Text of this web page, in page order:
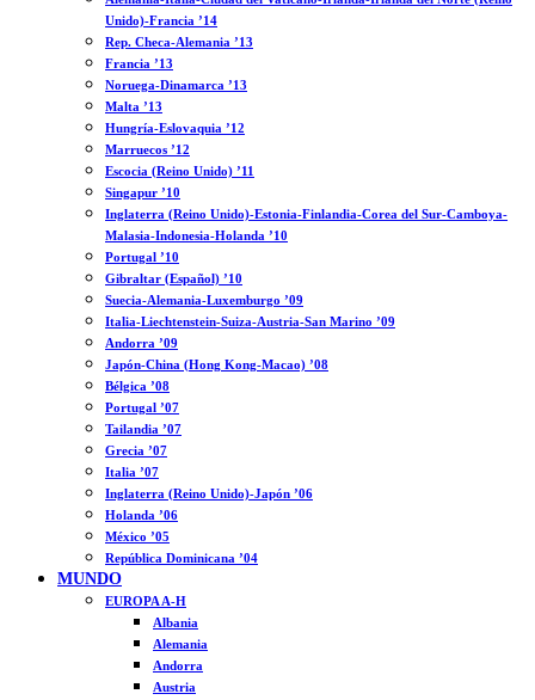
Unido)-Francia ’14
Rep. Checa-Alemania ’13
Francia ’13
Noruega-Dinamarca ’13
Malta ’13
Hungría-Eslovaquia ’12
Marruecos ’12
Escocia (Reino Unido) ’11
Singapur ’10
Inglaterra (Reino Unido)-Estonia-Finlandia-Corea del Sur-Camboya-
Malasia-Indonesia-Holanda ’10
Portugal ’10
Gibraltar (Español) ’10
Suecia-Alemania-Luxemburgo ’09
Italia-Liechtenstein-Suiza-Austria-San Marino ’09
Andorra ’09
Japón-China (Hong Kong-Macao) ’08
Bélgica ’08
Portugal ’07
Tailandia ’07
Grecia ’07
Italia ’07
Inglaterra (Reino Unido)-Japón ’06
Holanda ’06
México ’05
República Dominicana ’04
MUNDO
EUROPA A-H
Albania
Alemania
Andorra
Austria